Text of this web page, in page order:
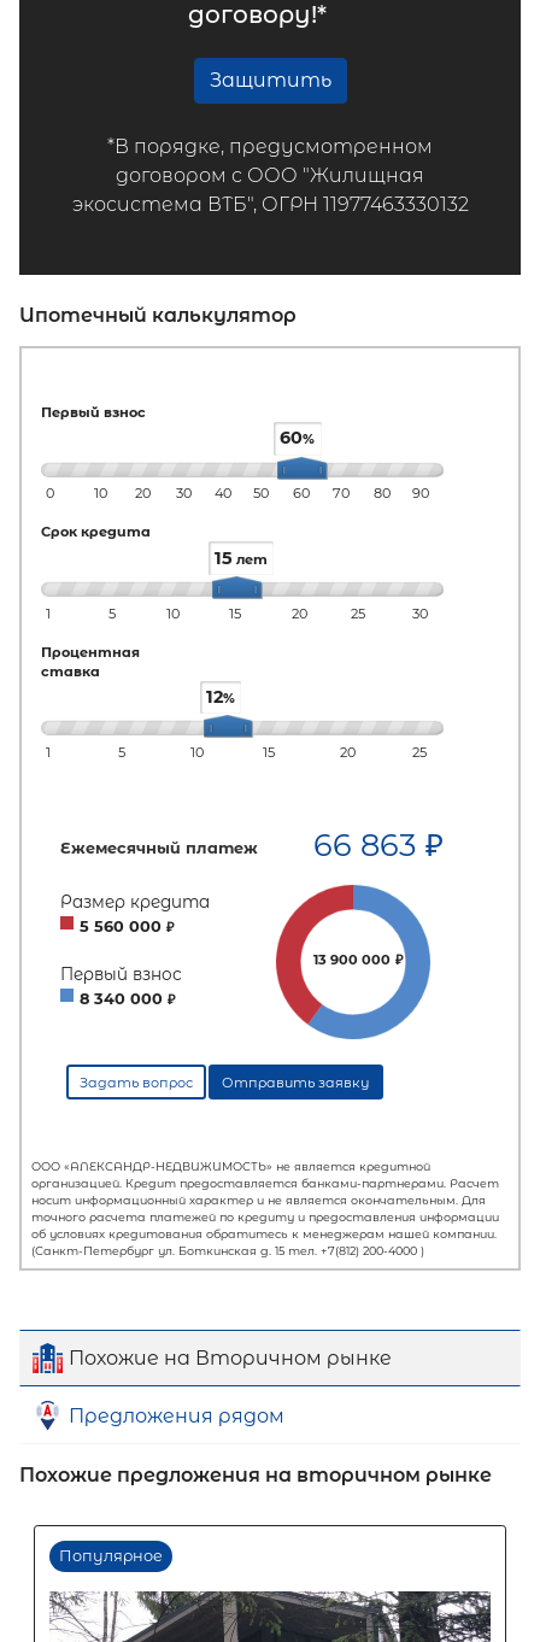
договору!*
Защитить
*В порядке, предусмотренном
договором с ООО "Жилищная
экосистема ВТБ", ОГРН 11977463330132
Ипотечный калькулятор
Похожие на Вторичном рынке
Предложения рядом
Похожие предложения на вторичном рынке